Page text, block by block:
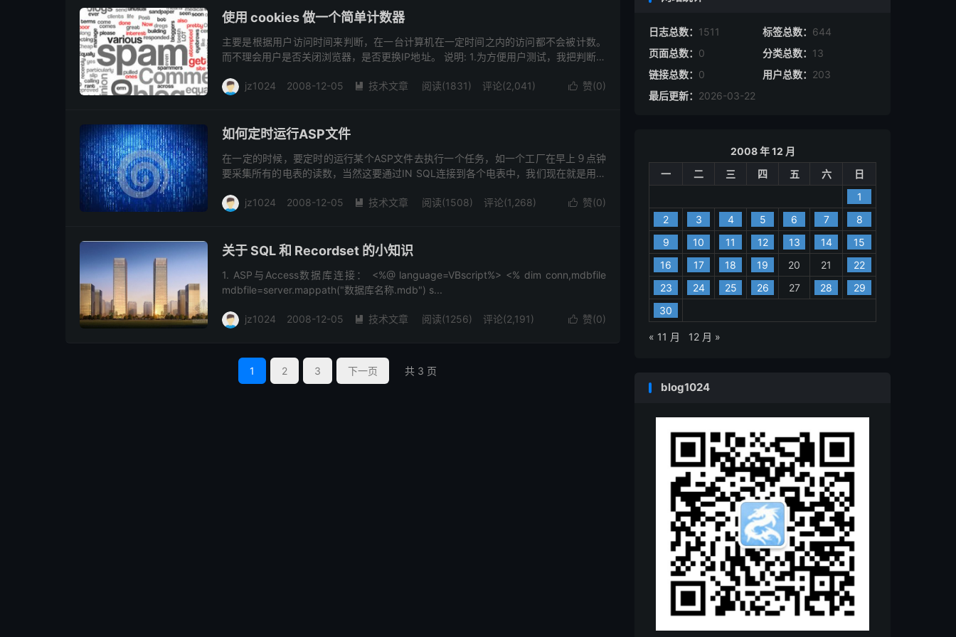
使用 cookies 做一个简单计数器
主要是根据用户访问时间来判断，在一台计算机在一定时间之内的访问都不会被计数。
而不理会用户是否关闭浏览器，是否更换IP地址。 说明: 1.为方便用户测试，我把判断时
 赞(0)
jz1024 2008-12-05  技术文章 阅读(1831) 评论(2,041)
如何定时运行ASP文件
在一定的时候，要定时的运行某个ASP文件去执行一个任务，如一个工厂在早上９点钟
要采集所有的电表的读数，当然这要通过IN SQL连接到各个电表中，我们现在就是用一
 赞(0)
jz1024 2008-12-05  技术文章 阅读(1508) 评论(1,268)
关于 SQL 和 Recordset 的小知识
1. ASP与Access数据库连接： <%@ language=VBscript%> <% dim conn,mdbfile
mdbfile=server.mappath("数据库名称.mdb") s...
 赞(0)
jz1024 2008-12-05  技术文章 阅读(1256) 评论(2,191)
1 2 3 下一页 共 3 页
日志总数： 1511 标签总数： 644
页面总数： 0 分类总数： 13
链接总数： 0 用户总数： 203
最后更新： 2026-03-22
2008 年 12 月
一
二 三 四 五 六
日
1
2
3 4 5 6 7
8
9
10 11 12 13 14
15
16
17 18 19 20 21
22
23
24 25 26 27 28
29
30
« 11 月 12 月 »
blog1024